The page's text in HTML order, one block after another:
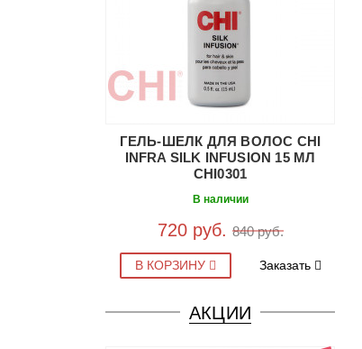
ГЕЛЬ-ШЕЛК ДЛЯ ВОЛОС CHI
INFRA SILK INFUSION 15 МЛ
CHI0301
В наличии
720 руб. 840 руб.
В КОРЗИНУ Заказать
АКЦИИ